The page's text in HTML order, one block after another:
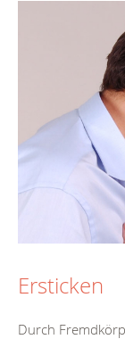
Ersticken
Durch